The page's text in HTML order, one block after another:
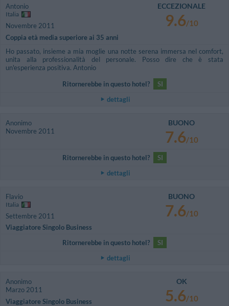
Antonio
Italia
Novembre 2011
Coppia età media superiore ai 35 anni
ECCEZIONALE
9.6/10
Ho passato, insieme a mia moglie una notte serena immersa nel comfort,
unita alla professionalità del personale. Posso dire che è stata
un'esperienza positiva. Antonio
Ritornerebbe in questo hotel?
SI
dettagli
Anonimo
Novembre 2011
BUONO
7.6/10
Ritornerebbe in questo hotel?
SI
dettagli
Flavio
Italia
Settembre 2011
Viaggiatore Singolo Business
BUONO
7.6/10
Ritornerebbe in questo hotel?
SI
dettagli
Anonimo
Marzo 2011
Viaggiatore Singolo Business
OK
5.6/10